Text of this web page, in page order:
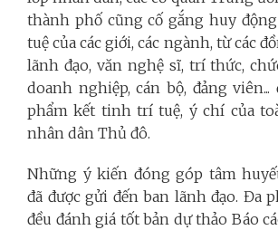
thành phố cũng cố gắng huy
tuệ của các giới, các ngành, từ các
lãnh đạo, văn nghệ sĩ, trí thức,
doanh nghiệp, cán bộ, đảng
phẩm kết tinh trí tuệ, ý chí của
nhân dân Thủ đô.
Những ý kiến đóng góp tâm
đã được gửi đến ban lãnh đạo. Đa
đều đánh giá tốt bản dự thảo Báo